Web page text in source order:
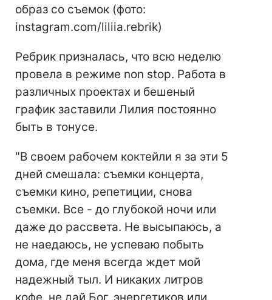
образ со съемок (фото:
instagram.com/liliia.rebrik)
Ребрик призналась, что всю неделю
провела в режиме non stop. Работа в
различных проектах и бешеный
график заставили Лилия постоянно
быть в тонусе.
"В своем рабочем коктейли я за эти 5
дней смешала: съемки концерта,
съемки кино, репетиции, снова
съемки. Все - до глубокой ночи или
даже до рассвета. Не высыпаюсь, а
не наедаюсь, не успеваю побыть
дома, где меня всегда ждет мой
надежный тыл. И никаких литров